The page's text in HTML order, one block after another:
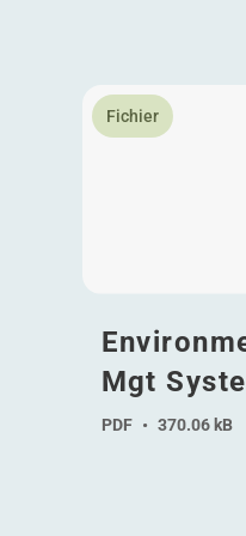
Fichier
Mgt
PDF • 370.06 kB
En savoir plus